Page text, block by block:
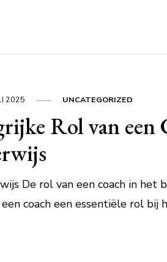
2025 UNCATEGORIZED
Rol van een
De rol van een coach in het
coach een essentiële rol bij